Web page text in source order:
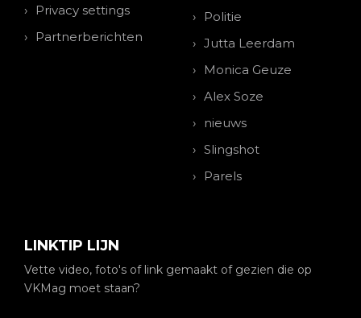
Privacy settings
Partnerberichten
Politie
Jutta Leerdam
Monica Geuze
Alex Soze
nieuws
Slingshot
Parels
LINKTIP LIJN
Vette video, foto's of link gemaakt of gezien die op
VKMag moet staan?